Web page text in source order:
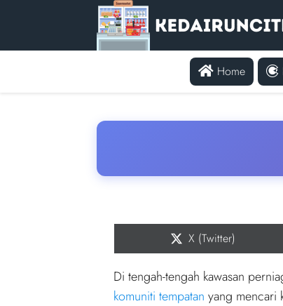
Home
Share
X (Twitter)
Di tengah-tengah kawasan
komuniti tempatan yang mencari